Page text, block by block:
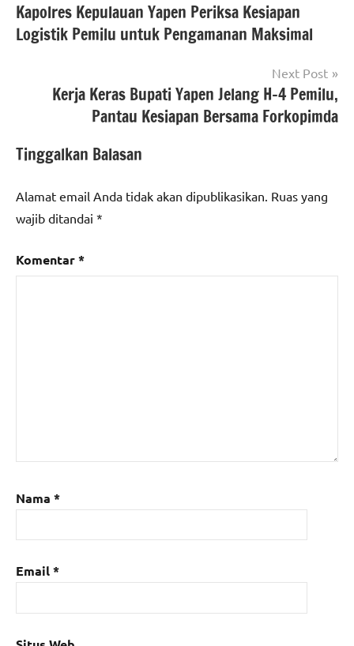
pos
Kapolres Kepulauan Yapen Periksa Kesiapan
Logistik Pemilu untuk Pengamanan Maksimal
Next Post
Kerja Keras Bupati Yapen Jelang H-4 Pemilu,
Pantau Kesiapan Bersama Forkopimda
Tinggalkan Balasan
Alamat email Anda tidak akan dipublikasikan. Ruas yang
wajib ditandai *
Komentar*
Nama *
Email*